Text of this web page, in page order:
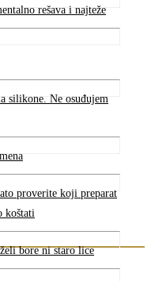
rešava i najteže
silikone. Ne osuđujem
proverite koji preparat
koštati
bore ni staro lice